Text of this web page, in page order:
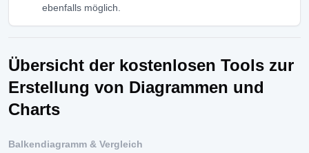
ebenfalls möglich.
Übersicht der kostenlosen Tools zur
Erstellung von Diagrammen und
Charts
Balkendiagramm & Vergleich